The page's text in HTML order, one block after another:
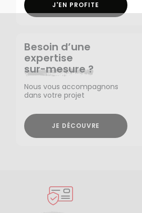
J'EN PROFITE
Besoin d’une
expertise
sur-mesure ?
Nous vous accompagnons
dans votre projet
JE DÉCOUVRE